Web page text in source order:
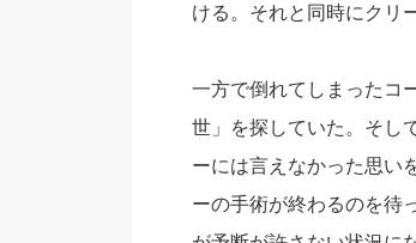
ける。それと同時にクリ
一方で倒れてしまったコ
世」を探していた。そし
ーには言えなかった思い
ーの手術が終わるのを待